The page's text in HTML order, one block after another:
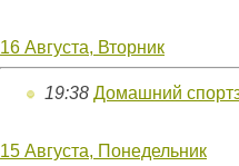
16 Августа, Вторник
19:38 Домашний
15 Августа, Понедельник